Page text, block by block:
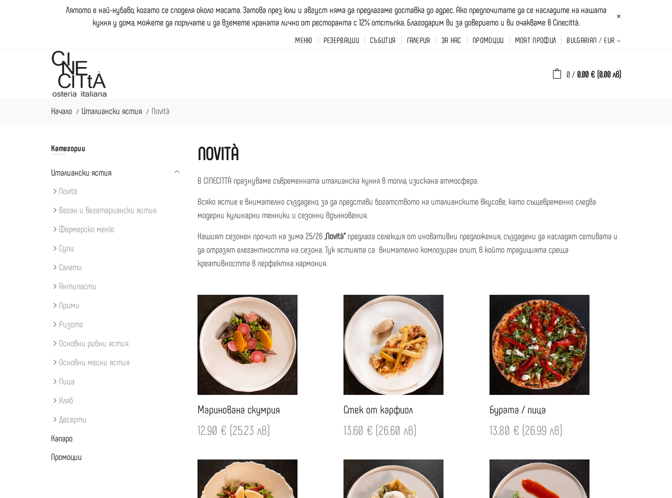
Лятото е най-хубаво, когато се споделя около масата. Затова през юли и август няма да предлагаме доставка до адрес. Ако предпочитате да се насладите на нашата
кухня у дома, можете да поръчате и да вземете храната лично от ресторанта с 12% отстъпка. Благодарим ви за доверието и ви очакваме в Cinecittà.
×
МЕНЮ РЕЗЕРВАЦИИ СЪБИТИЯ ГАЛЕРИЯ ЗА НАС ПРОМОЦИИ МОЯТ ПРОФИЛ BULGARIAN EUR
0/0.00 € (0.00 лв)
Начало Италиански ястия Novità
Категории
Италиански ястия
Novità
Веган и вегетариански ястия
Фермерско меню
Супи
Салати
Антипасти
Прими
Ризото
Основни рибни ястия
Основни месни ястия
Пица
Хляб
Десерти
Капаро
Промоции
NOVITÀ
В CINECITTÀ празнуваме съвременната италианска кухня в топла, изискана атмосфера.
Всяко ястие е внимателно създадено, за да представи богатството на италианските вкусове, като същевременно следва
модерни кулинарни техники и сезонни вдъхновения.
Нашият сезонен прочит на зима 25/26„Novità“предлага селекция от иновативни предложения, създадени да насладят сетивата и
да отразят елегантността на сезона. Тук ястията са внимателно композиран опит, в който традицията среща
креативността в перфектна хармония.
Маринована скумрия
12.90 € (25.23 лв)
Стек от карфиол
13.60 € (26.60 лв)
Бурата / пица
13.80 € (26.99 лв)